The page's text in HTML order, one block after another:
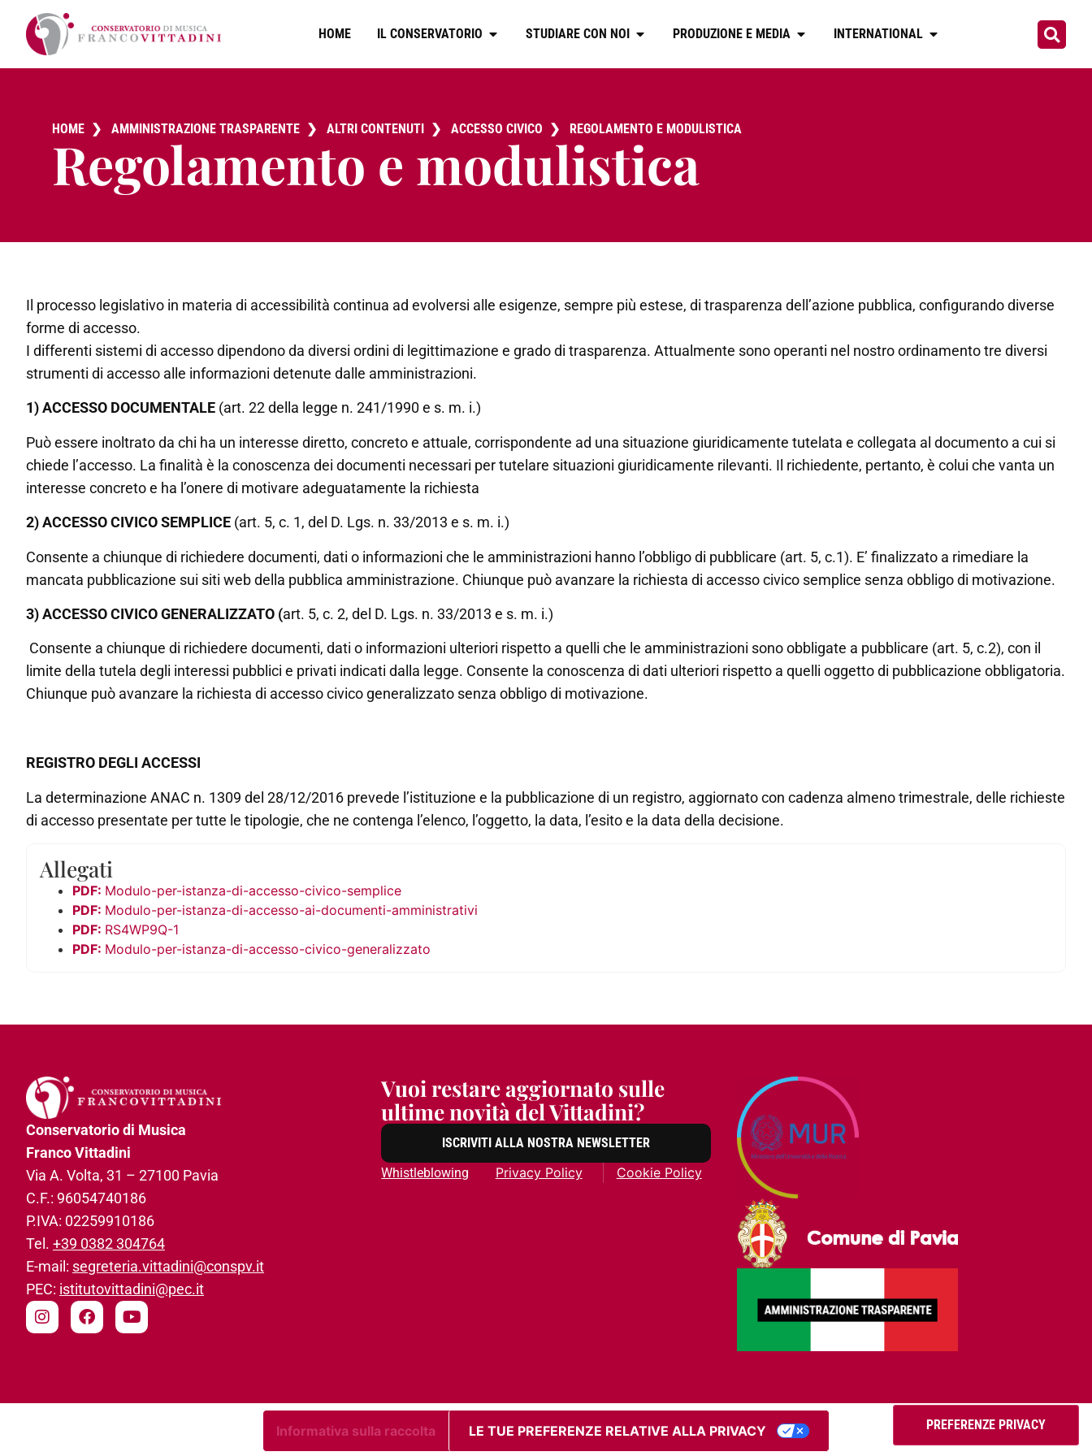
HOME IL CONSERVATORIO STUDIARE CON NOI PRODUZIONE E MEDIA INTERNATIONAL
HOME ❯ AMMINISTRAZIONE TRASPARENTE ❯ ALTRI CONTENUTI ❯ ACCESSO CIVICO ❯ REGOLAMENTO E MODULISTICA
Regolamento e modulistica
Il processo legislativo in materia di accessibilità continua ad evolversi alle esigenze, sempre più estese, di trasparenza dell’azione pubblica, configurando diverse
forme di accesso.
I differenti sistemi di accesso dipendono da diversi ordini di legittimazione e grado di trasparenza. Attualmente sono operanti nel nostro ordinamento tre diversi
strumenti di accesso alle informazioni detenute dalle amministrazioni.
1) ACCESSO DOCUMENTALE (art. 22 della legge n. 241/1990 e s. m. i.)
Può essere inoltrato da chi ha un interesse diretto, concreto e attuale, corrispondente ad una situazione giuridicamente tutelata e collegata al documento a cui si
chiede l’accesso. La finalità è la conoscenza dei documenti necessari per tutelare situazioni giuridicamente rilevanti. Il richiedente, pertanto, è colui che vanta un
interesse concreto e ha l’onere di motivare adeguatamente la richiesta
2) ACCESSO CIVICO SEMPLICE (art. 5, c. 1, del D. Lgs. n. 33/2013 e s. m. i.)
Consente a chiunque di richiedere documenti, dati o informazioni che le amministrazioni hanno l’obbligo di pubblicare (art. 5, c.1). E’ finalizzato a rimediare la
mancata pubblicazione sui siti web della pubblica amministrazione. Chiunque può avanzare la richiesta di accesso civico semplice senza obbligo di motivazione.
3) ACCESSO CIVICO GENERALIZZATO (art. 5, c. 2, del D. Lgs. n. 33/2013 e s. m. i.)
Consente a chiunque di richiedere documenti, dati o informazioni ulteriori rispetto a quelli che le amministrazioni sono obbligate a pubblicare (art. 5, c.2), con il
limite della tutela degli interessi pubblici e privati indicati dalla legge. Consente la conoscenza di dati ulteriori rispetto a quelli oggetto di pubblicazione obbligatoria.
Chiunque può avanzare la richiesta di accesso civico generalizzato senza obbligo di motivazione.
REGISTRO DEGLI ACCESSI
La determinazione ANAC n. 1309 del 28/12/2016 prevede l’istituzione e la pubblicazione di un registro, aggiornato con cadenza almeno trimestrale, delle richieste
di accesso presentate per tutte le tipologie, che ne contenga l’elenco, l’oggetto, la data, l’esito e la data della decisione.
Allegati
Modulo-per-istanza-di-accesso-civico-semplice
Modulo-per-istanza-di-accesso-ai-documenti-amministrativi
RS4WP9Q-1
Modulo-per-istanza-di-accesso-civico-generalizzato
Conservatorio di Musica
Franco Vittadini
Via A. Volta, 31­ – 27100 Pavia
C.F.: 96054740186­
P.IVA: 02259910186­
Tel. +39 0382 304764
E-mail: segreteria.vittadini@conspv.it
PEC: istitutovittadini@pec.it
Vuoi restare aggiornato sulle
ultime novità del Vittadini?
ISCRIVITI ALLA NOSTRA NEWSLETTER
Whistleblowing
Privacy Policy Cookie Policy
Informativa sulla raccolta LE TUE PREFERENZE RELATIVE ALLA PRIVACY